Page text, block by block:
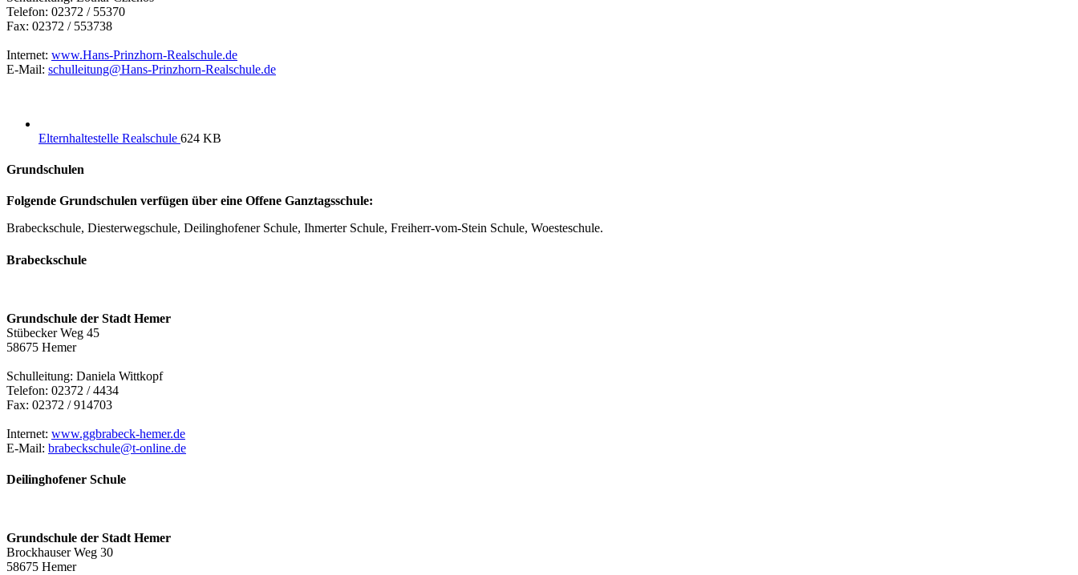
Telefon: 02372 / 55370
Fax: 02372 / 553738
Internet: www.Hans-Prinzhorn-Realschule.de
E-Mail: schulleitung@​Hans-Prinzhorn-Realschule.de
Elternhaltestelle Realschule 624 KB
Grundschulen
Folgende Grundschulen verfügen über eine Offene Ganztagsschule:
Brabeckschule, Diesterwegschule, Deilinghofener Schule, Ihmerter Schule, Freiherr-vom-Stein Schule, Woesteschule.
Brabeckschule
Grundschule der Stadt Hemer
Stübecker Weg 45
58675 Hemer
Schulleitung: Daniela Wittkopf
Telefon: 02372 / 4434
Fax: 02372 / 914703
Internet: www.ggbrabeck-hemer.de
E-Mail: brabeckschule@​t-online.de
Deilinghofener Schule
Grundschule der Stadt Hemer
Brockhauser Weg 30
58675 Hemer